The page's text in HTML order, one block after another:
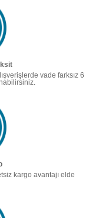
vade farksız 6
kargo avantajı elde